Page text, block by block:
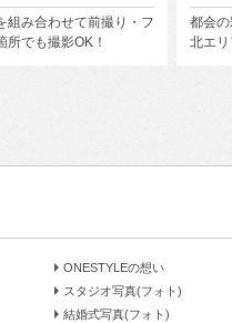
組み合わせて前撮り・フ
所でも撮影OK！
都会
北エリ
ONESTYLEの想い
スタジオ写真(フォト)
結婚式写真(フォト)